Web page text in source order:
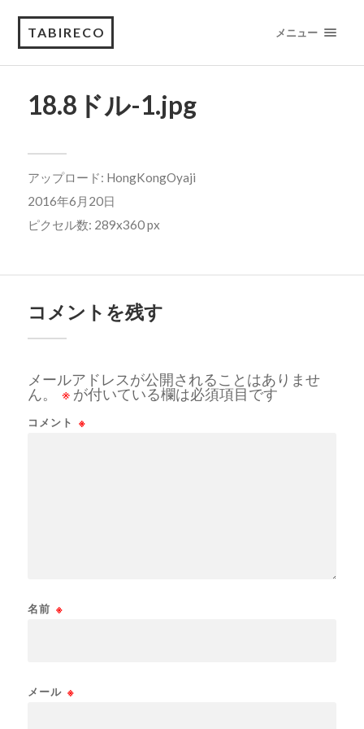
TABIRECO メニュー
18.8ドル-1.jpg
アップロード: HongKongOyaji
2016年6月20日
ピクセル数: 289x360 px
コメントを残す
メールアドレスが公開されることはありませ
ん。
※ が付いている欄は必須項目です
コメント ※
名前 ※
メール ※